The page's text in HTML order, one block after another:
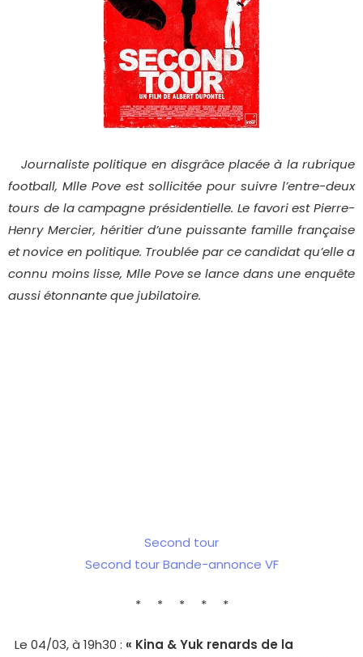
Journaliste politique en disgrâce placée à la rubrique
football, Mlle Pove est sollicitée pour suivre l’entre-deux
tours de la campagne présidentielle. Le favori est Pierre-
Henry Mercier, héritier d’une puissante famille française
et novice en politique. Troublée par ce candidat qu’elle a
connu moins lisse, Mlle Pove se lance dans une enquête
aussi étonnante que jubilatoire.
Second tour
Second tour Bande-annonce VF
* * * * *
Le 04/03, à 19h30 : « Kina & Yuk renards de la